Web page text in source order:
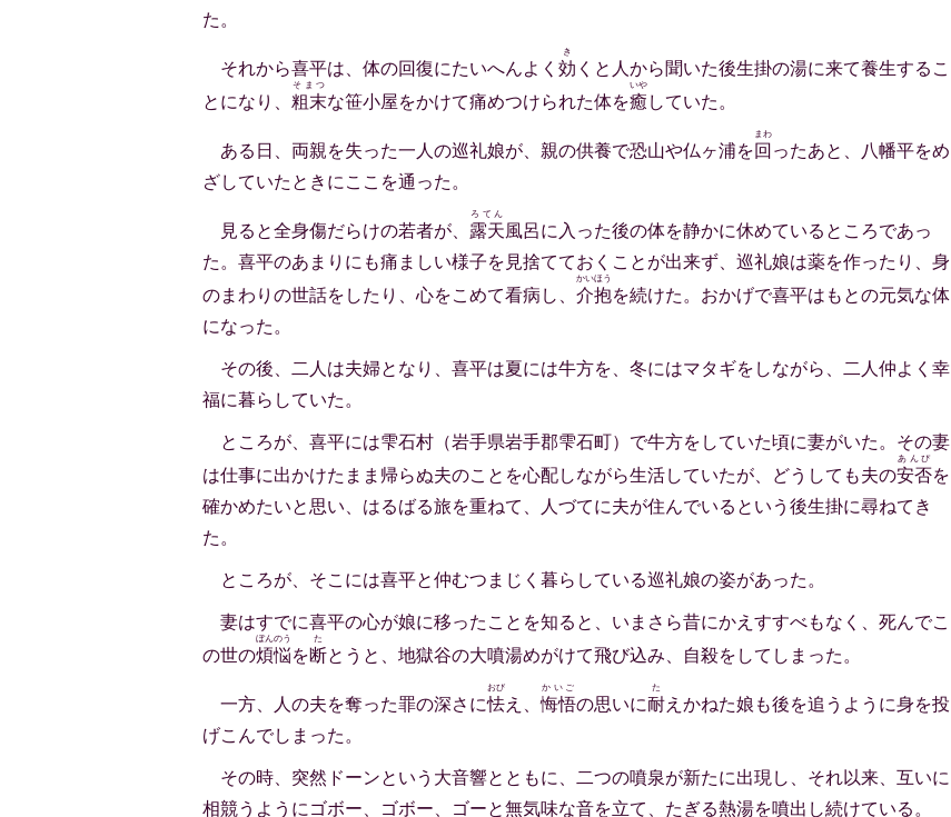
た。
それから喜平は、体の回復にたいへんよく 効
き
くと人から聞いた後生掛の湯に来て養生するこ
とになり、 粗末
そまつ
な笹小屋をかけて痛めつけられた体を癒
いや
していた。
ある日、両親を失った一人の巡礼娘が、親の供養で恐山や仏ヶ浦を回
まわ
ったあと、八幡平をめ
ざしていたときにここを通った。
見ると全身傷だらけの若者が、 露天
ろてん
風呂に入った後の体を静かに休めているところであっ
た。喜平のあまりにも痛ましい様子を見捨てておくことが出来ず、巡礼娘は薬を作ったり、身
のまわりの世話をしたり、心をこめて看病し、 介抱
かいほう
を続けた。おかげで喜平はもとの元気な体
になった。
その後、二人は夫婦となり、喜平は夏には牛方を、冬にはマタギをしながら、二人仲よく幸
福に暮らしていた。
ところが、喜平には雫石村（岩手県岩手郡雫石町）で牛方をしていた頃に妻がいた。その妻
は仕事に出かけたまま帰らぬ夫のことを心配しながら生活していたが、どうしても夫の安否
あんぴ
を
確かめたいと思い、はるばる旅を重ねて、人づてに夫が住んでいるという後生掛に尋ねてき
た。
ところが、そこには喜平と仲むつまじく暮らしている巡礼娘の姿があった。
妻はすでに喜平の心が娘に移ったことを知ると、いまさら昔にかえすすべもなく、死んでこ
の世の煩悩
ぼんのう
を断
た
とうと、地獄谷の大噴湯めがけて飛び込み、自殺をしてしまった。
一方、人の夫を奪った罪の深さに怯
おび
え、悔悟
かいご
の思いに耐
た
えかねた娘も後を追うように身を投
げこんでしまった。
その時、突然ドーンという大音響とともに、二つの噴泉が新たに出現し、それ以来、互いに
相競うようにゴボー、ゴボー、ゴーと無気味な音を立て、たぎる熱湯を噴出し続けている。